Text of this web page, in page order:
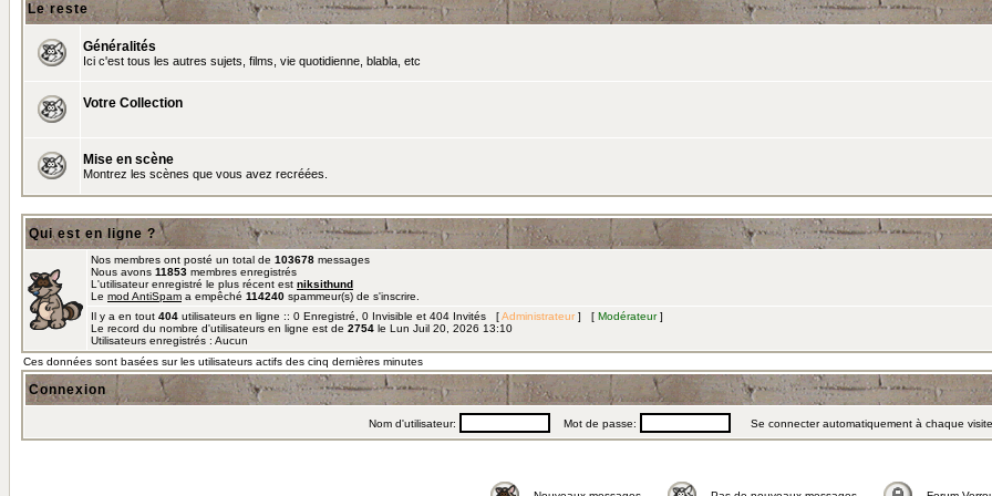
Le reste
Généralités
Ici c'est tous les autres sujets, films, vie quotidienne, blabla, etc
Votre Collection
Mise en scène
Montrez les scènes que vous avez recréées.
Qui est en ligne ?
Nos membres ont posté un total de 103678 messages
Nous avons 11853 membres enregistrés
L'utilisateur enregistré le plus récent est niksithund
Le mod AntiSpam a empêché 114240 spammeur(s) de s'inscrire.
Il y a en tout 404 utilisateurs en ligne :: 0 Enregistré, 0 Invisible et 404 Invités [Administrateur ] [ Modérateur]
Le record du nombre d'utilisateurs en ligne est de 2754 le Lun Juil 20, 2026 13:10
Utilisateurs enregistrés : Aucun
Ces données sont basées sur les utilisateurs actifs des cinq dernières minutes
Connexion
Nom d'utilisateur: Mot de passe: Se connecter automatiquement à chaque